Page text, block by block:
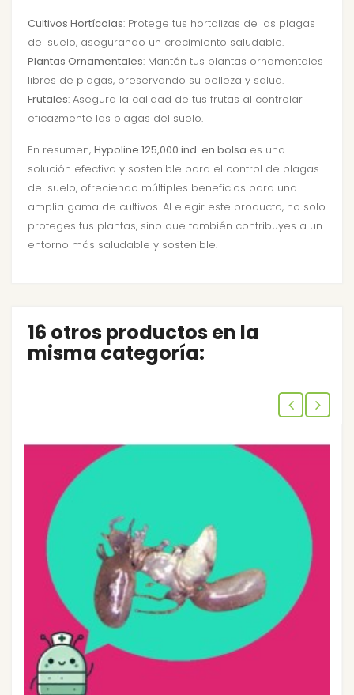
Cultivos Hortícolas: Protege tus hortalizas de las plagas
del suelo, asegurando un crecimiento saludable.
Plantas Ornamentales: Mantén tus plantas ornamentales
libres de plagas, preservando su belleza y salud.
Frutales: Asegura la calidad de tus frutas al controlar
eficazmente las plagas del suelo.
En resumen, Hypoline 125,000 ind. en bolsa es una
solución efectiva y sostenible para el control de plagas
del suelo, ofreciendo múltiples beneficios para una
amplia gama de cultivos. Al elegir este producto, no solo
proteges tus plantas, sino que también contribuyes a un
entorno más saludable y sostenible.
16 otros productos en la
misma categoría: